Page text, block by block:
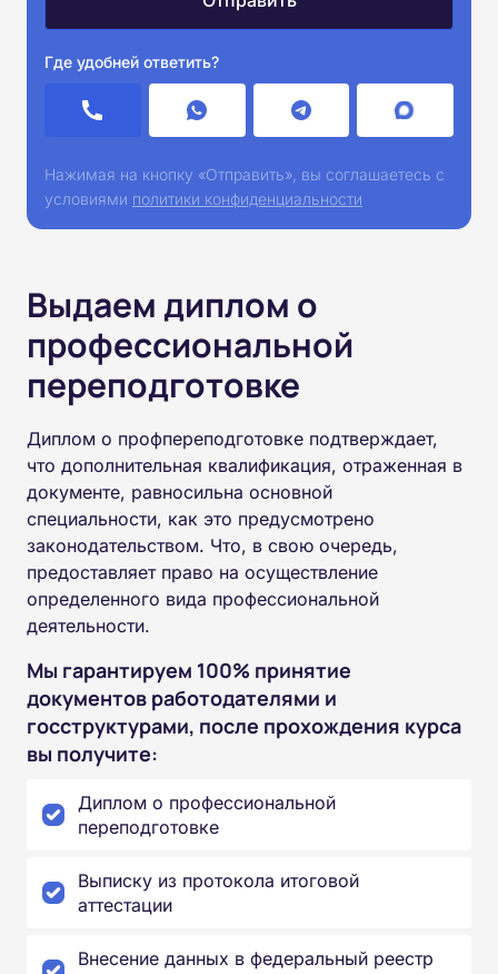
Где удобней ответить?
Нажимая на кнопку «Отправить», вы соглашаетесь с
условиями политики конфиденциальности
Выдаем диплом о
профессиональной
переподготовке
Диплом о профпереподготовке подтверждает,
что дополнительная квалификация, отраженная в
документе, равносильна основной
специальности, как это предусмотрено
законодательством. Что, в свою очередь,
предоставляет право на осуществление
определенного вида профессиональной
деятельности.
Мы гарантируем 100% принятие
документов работодателями и
госструктурами, после прохождения курса
вы получите:
Диплом о профессиональной
переподготовке
Выписку из протокола итоговой
аттестации
Внесение данных в федеральный реестр